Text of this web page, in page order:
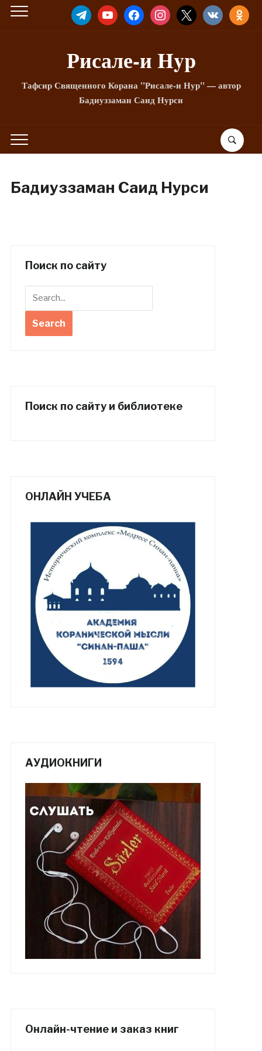
TELEGRAMYOUTUBEFACEBOOKINSTAGRAM
X VKONTAKTE
Рисале-и Hyp
Тафсир Священного Корана "Рисале-и Нур" — автор
Бадиуззаман Саид Нурси
Бадиуззаман Саид Нурси
Поиск по сайту
Поиск по сайту и библиотеке
ОНЛАЙН УЧЕБА
АУДИОКНИГИ
Онлайн-чтение и заказ книг